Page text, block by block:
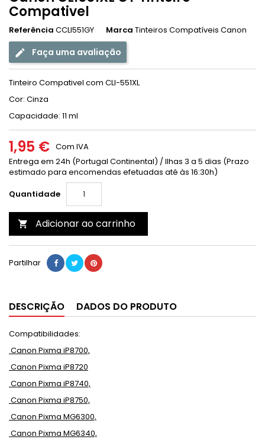
Compativel
Referência CCLI551GY Marca Tinteiros Compatíveis Canon
Faça uma avaliação
Tinteiro Compativel com CLI-551XL
Cor: Cinza
Capacidade: 11 ml
1,95 € Com IVA
Entrega em 24h (Portugal Continental) / Ilhas 3 a 5 dias (Prazo
estimado para encomendas efetuadas até às 16:30h)
Quantidade
 Adicionar ao carrinho
Partilhar
DESCRIÇÃO DADOS DO PRODUTO
Compatibilidades:
Canon Pixma iP8700,
Canon Pixma iP8720
Canon Pixma iP8740,
Canon Pixma iP8750,
Canon Pixma MG6300,
Canon Pixma MG6340,